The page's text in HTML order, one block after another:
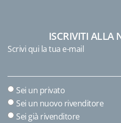
ISCRIVITI ALLA
Scrivi qui la tua e-mail
Sei un privato
Sei un nuovo rivenditore
Sei già rivenditore